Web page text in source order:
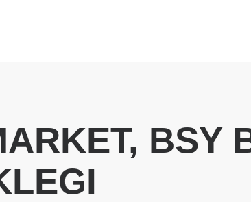
BSY